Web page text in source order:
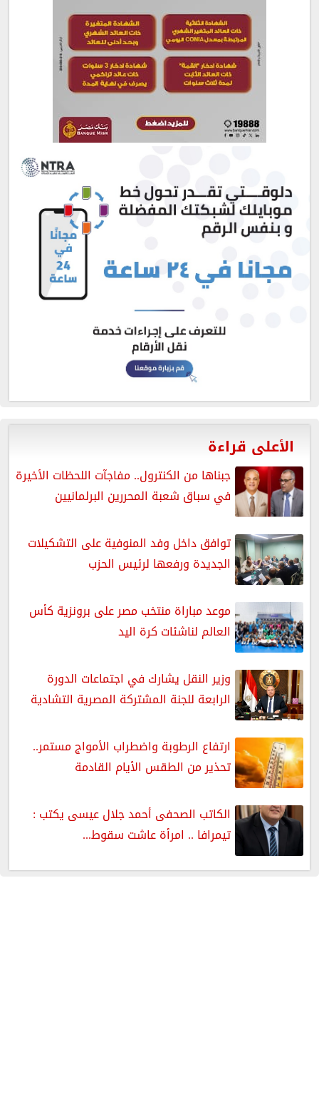
الأعلى قراءة
جبناها من الكنترول.. مفاجآت اللحظات الأخيرة
في سباق شعبة المحررين البرلمانيين
توافق داخل وفد المنوفية على التشكيلات
الجديدة ورفعها لرئيس الحزب
موعد مباراة منتخب مصر على برونزية كأس
العالم لناشئات كرة اليد
وزير النقل يشارك في اجتماعات الدورة
الرابعة للجنة المشتركة المصرية التشادية
ارتفاع الرطوبة واضطراب الأمواج مستمر..
تحذير من الطقس الأيام القادمة
الكاتب الصحفى أحمد جلال عيسى يكتب :
تيمرافا .. امرأة عاشت سقوط...